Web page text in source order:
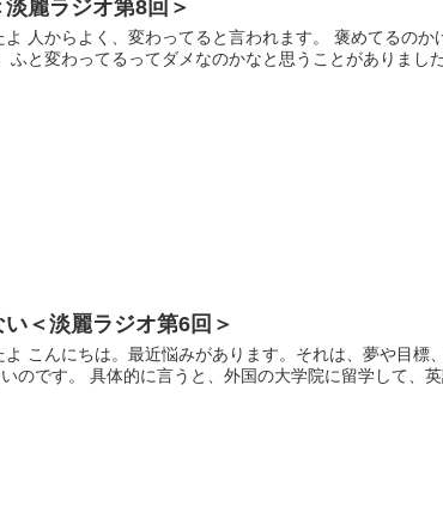
麗ラジオ第8回＞
人からよく、変わってると言われます。 褒めてるのか
と変わってるってダメなのかなと思うことがありまし
＜淡麗ラジオ第6回＞
こんにちは。最近悩みがあります。それは、夢や目標
のです。 具体的に言うと、外国の大学院に留学して、英